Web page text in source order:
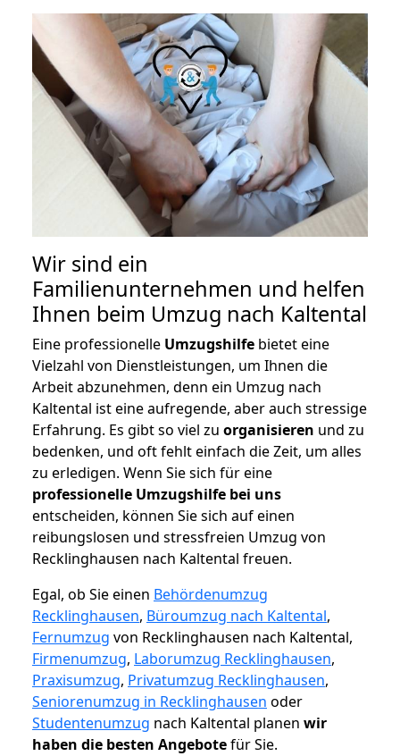
Wir sind ein
Familienunternehmen und helfen
Ihnen beim Umzug nach Kaltental
Eine professionelle Umzugshilfe bietet eine
Vielzahl von Dienstleistungen, um Ihnen die
Arbeit abzunehmen, denn ein Umzug nach
Kaltental ist eine aufregende, aber auch stressige
Erfahrung. Es gibt so viel zu organisieren und zu
bedenken, und oft fehlt einfach die Zeit, um alles
zu erledigen. Wenn Sie sich für eine
professionelle Umzugshilfe bei uns
entscheiden, können Sie sich auf einen
reibungslosen und stressfreien Umzug von
Recklinghausen nach Kaltental freuen.
Egal, ob Sie einen Behördenumzug
Recklinghausen, Büroumzug nach Kaltental,
Fernumzug von Recklinghausen nach Kaltental,
Firmenumzug, Laborumzug Recklinghausen,
Praxisumzug, Privatumzug Recklinghausen,
Seniorenumzug in Recklinghausen oder
Studentenumzug nach Kaltental planen wir
haben die besten Angebotefür Sie.